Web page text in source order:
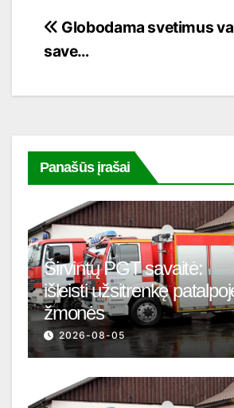
Navigacija
tarp
įrašų
Globodama svetimus
save…
Panašūs įrašai
Širvintų PGT savaitė:
išleisti užsitrenkę
žmonės
2026-08-05